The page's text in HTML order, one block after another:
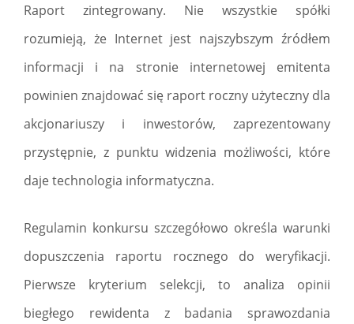
Raport zintegrowany. Nie wszystkie spółki
rozumieją, że Internet jest najszybszym źródłem
informacji i na stronie internetowej emitenta
powinien znajdować się raport roczny użyteczny dla
akcjonariuszy i inwestorów, zaprezentowany
przystępnie, z punktu widzenia możliwości, które
daje technologia informatyczna.
Regulamin konkursu szczegółowo określa warunki
dopuszczenia raportu rocznego do weryfikacji.
Pierwsze kryterium selekcji, to analiza opinii
biegłego rewidenta z badania sprawozdania